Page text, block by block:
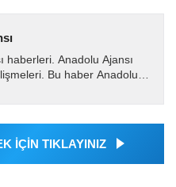
haberleri. Anadolu Ajansı
Bu haber Anadolu
İÇİN TIKLAYINIZ